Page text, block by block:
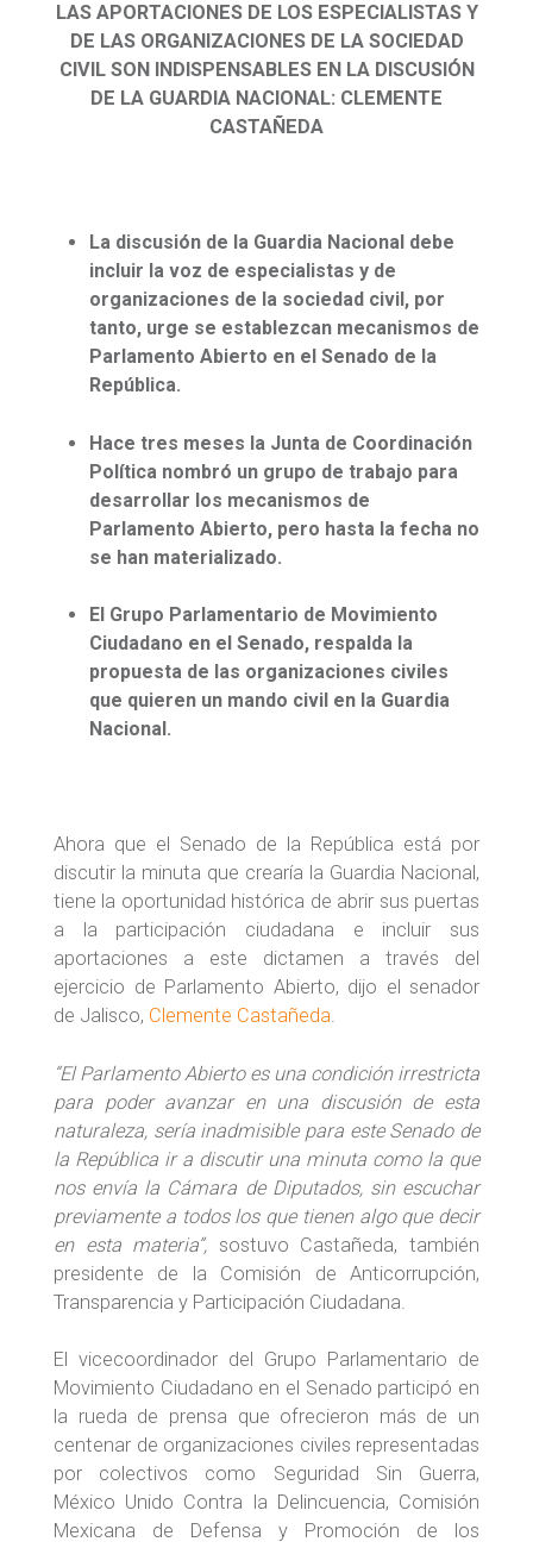
LAS APORTACIONES DE LOS ESPECIALISTAS Y
DE LAS ORGANIZACIONES DE LA SOCIEDAD
CIVIL SON INDISPENSABLES EN LA DISCUSIÓN
DE LA GUARDIA NACIONAL: CLEMENTE
CASTAÑEDA
La discusión de la Guardia Nacional debe
incluir la voz de especialistas y de
organizaciones de la sociedad civil, por
tanto, urge se establezcan mecanismos de
Parlamento Abierto en el Senado de la
República.
Hace tres meses la Junta de Coordinación
Política nombró un grupo de trabajo para
desarrollar los mecanismos de
Parlamento Abierto, pero hasta la fecha no
se han materializado.
El Grupo Parlamentario de Movimiento
Ciudadano en el Senado, respalda la
propuesta de las organizaciones civiles
que quieren un mando civil en la Guardia
Nacional.
Ahora que el Senado de la República está por
discutir la minuta que crearía la Guardia Nacional,
tiene la oportunidad histórica de abrir sus puertas
a la participación ciudadana e incluir sus
aportaciones a este dictamen a través del
ejercicio de Parlamento Abierto, dijo el senador
de Jalisco, Clemente Castañeda.
“El Parlamento Abierto es una condición irrestricta
para poder avanzar en una discusión de esta
naturaleza, sería inadmisible para este Senado de
la República ir a discutir una minuta como la que
nos envía la Cámara de Diputados, sin escuchar
previamente a todos los que tienen algo que decir
en esta materia”, sostuvo Castañeda, también
presidente de la Comisión de Anticorrupción,
Transparencia y Participación Ciudadana.
El vicecoordinador del Grupo Parlamentario de
Movimiento Ciudadano en el Senado participó en
la rueda de prensa que ofrecieron más de un
centenar de organizaciones civiles representadas
por colectivos como Seguridad Sin Guerra,
México Unido Contra la Delincuencia, Comisión
Mexicana de Defensa y Promoción de los